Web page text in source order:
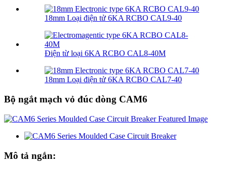
18mm Loại điện tử 6KA RCBO CAL9-40
Điện từ loại 6KA RCBO CAL8-40M
18mm Loại điện tử 6KA RCBO CAL7-40
Bộ ngắt mạch vỏ đúc dòng CAM6
Mô tả ngắn: